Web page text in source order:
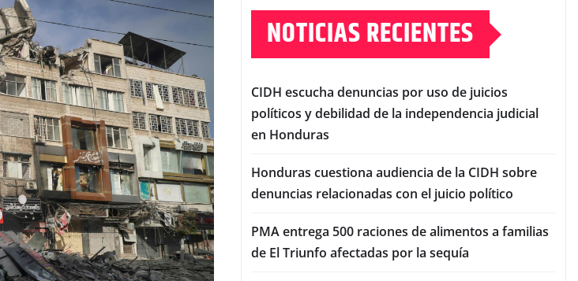
NOTICIAS RECIENTES
CIDH escucha denuncias por uso de juicios
políticos y debilidad de la independencia judicial
en Honduras
Honduras cuestiona audiencia de la CIDH sobre
denuncias relacionadas con el juicio político
PMA entrega 500 raciones de alimentos a familias
de El Triunfo afectadas por la sequía